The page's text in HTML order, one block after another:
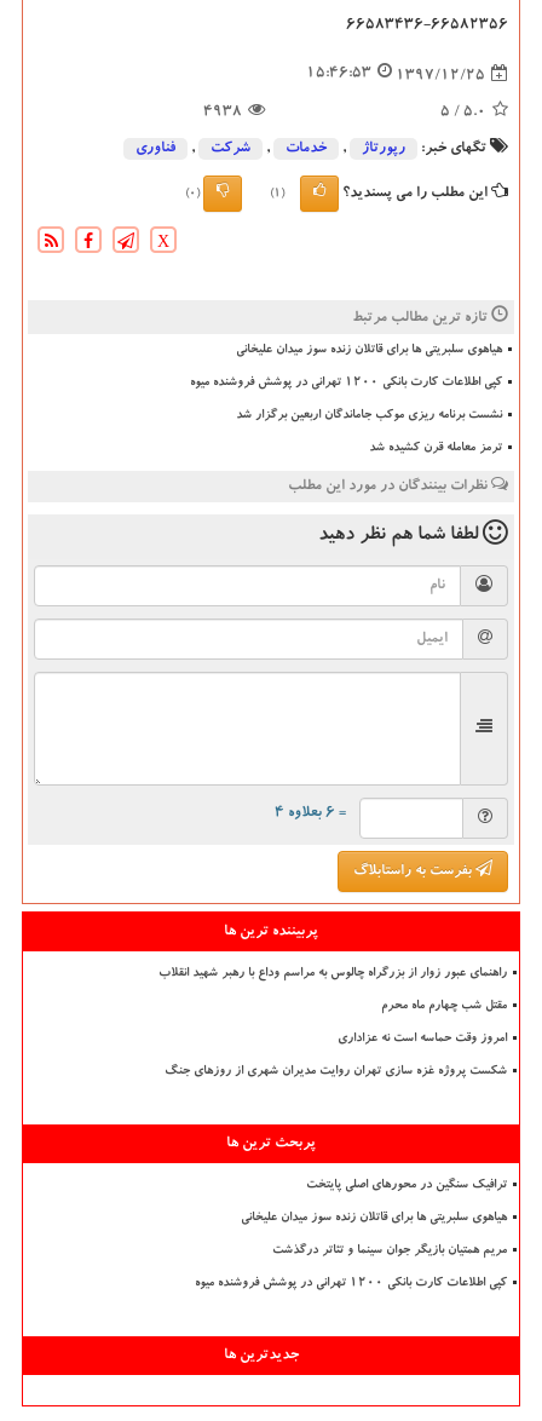
66583436-66582356
1397/12/25
15:46:53
5.0
/ 5
4938
تگهای خبر: رپورتاژ , خدمات , شركت , فناوری
این مطلب را می پسندید؟ (1)
(0)
X
تازه ترین مطالب مرتبط
هیاهوی سلبریتی ها برای قاتلان زنده سوز میدان علیخانی
کپی اطلاعات کارت بانکی ۱۲۰۰ تهرانی در پوشش فروشنده میوه
نشست برنامه ریزی موکب جاماندگان اربعین برگزار شد
ترمز معامله قرن کشیده شد
نظرات بینندگان در مورد این مطلب
لطفا شما هم نظر دهید
= ۶ بعلاوه ۴
بفرست به راستابلاگ
پربیننده ترین ها
راهنمای عبور زوار از بزرگراه چالوس به مراسم وداع با رهبر شهید انقلاب
مقتل شب چهارم ماه محرم
امروز وقت حماسه است نه عزاداری
شکست پروژه غزه سازی تهران روایت مدیران شهری از روزهای جنگ
پربحث ترین ها
ترافیک سنگین در محورهای اصلی پایتخت
هیاهوی سلبریتی ها برای قاتلان زنده سوز میدان علیخانی
مریم همتیان بازیگر جوان سینما و تئاتر درگذشت
کپی اطلاعات کارت بانکی ۱۲۰۰ تهرانی در پوشش فروشنده میوه
جدیدترین ها